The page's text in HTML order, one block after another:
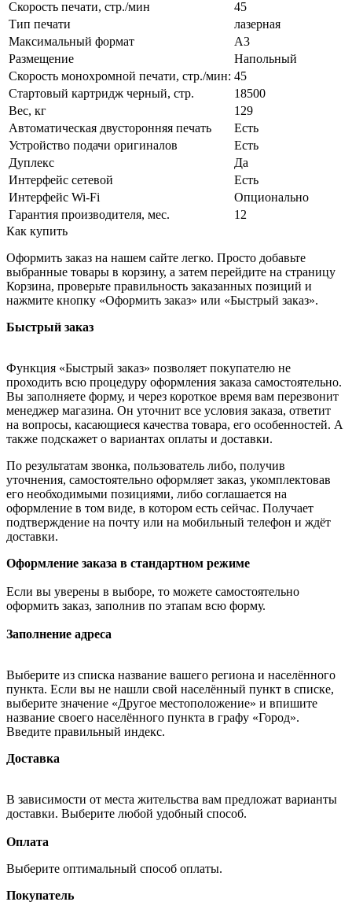
Скорость печати, стр./мин
45
Тип печати
лазерная
Максимальный формат
А3
Размещение
Напольный
Скорость монохромной печати, стр./мин: 45
Стартовый картридж черный, стр.
18500
Вес, кг
129
Автоматическая двусторонняя печать
Есть
Устройство подачи оригиналов
Есть
Дуплекс
Да
Интерфейс сетевой
Есть
Интерфейс Wi-Fi
Опционально
Гарантия производителя, мес.
12
Как купить
Оформить заказ на нашем сайте легко. Просто добавьте
выбранные товары в корзину, а затем перейдите на страницу
Корзина, проверьте правильность заказанных позиций и
нажмите кнопку «Оформить заказ» или «Быстрый заказ».
Быстрый заказ
Функция «Быстрый заказ» позволяет покупателю не
проходить всю процедуру оформления заказа самостоятельно.
Вы заполняете форму, и через короткое время вам перезвонит
менеджер магазина. Он уточнит все условия заказа, ответит
на вопросы, касающиеся качества товара, его особенностей. А
также подскажет о вариантах оплаты и доставки.
По результатам звонка, пользователь либо, получив
уточнения, самостоятельно оформляет заказ, укомплектовав
его необходимыми позициями, либо соглашается на
оформление в том виде, в котором есть сейчас. Получает
подтверждение на почту или на мобильный телефон и ждёт
доставки.
Оформление заказа в стандартном режиме
Если вы уверены в выборе, то можете самостоятельно
оформить заказ, заполнив по этапам всю форму.
Заполнение адреса
Выберите из списка название вашего региона и населённого
пункта. Если вы не нашли свой населённый пункт в списке,
выберите значение «Другое местоположение» и впишите
название своего населённого пункта в графу «Город».
Введите правильный индекс.
Доставка
В зависимости от места жительства вам предложат варианты
доставки. Выберите любой удобный способ.
Оплата
Выберите оптимальный способ оплаты.
Покупатель